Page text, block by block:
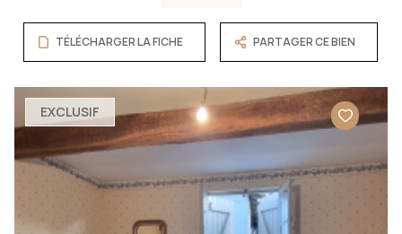
TÉLÉCHARGER LA FICHE PARTAGER CE BIEN
EXCLUSIF